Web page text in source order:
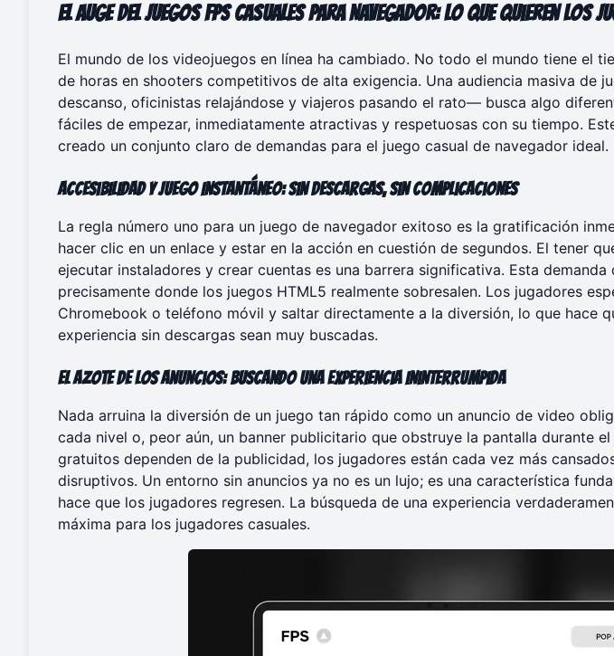
El Auge delJuegos FPS Casuales para Navegador: Lo que Quieren los
El mundo de los videojuegos en línea ha cambiado. No todo el mundo tiene el
de horas en shooters competitivos de alta exigencia. Una audiencia masiva de
descanso, oficinistas relajándose y viajeros pasando el rato— busca algo
fáciles de empezar, inmediatamente atractivas y respetuosas con su tiempo.
creado un conjunto claro de demandas para el juego casual de navegador ideal.
Accesibilidad y Juego Instantáneo: Sin Descargas, Sin Complicaciones
La regla número uno para un juego de navegador exitoso es la gratificación
hacer clic en un enlace y estar en la acción en cuestión de segundos. El tener
ejecutar instaladores y crear cuentas es una barrera significativa. Esta demanda
precisamente donde los juegos HTML5 realmente sobresalen. Los jugadores
Chromebook o teléfono móvil y saltar directamente a la diversión, lo que hace
experiencia sin descargas sean muy buscadas.
El Azote de los Anuncios: Buscando una Experiencia Ininterrumpida
Nada arruina la diversión de un juego tan rápido como un anuncio de video
cada nivel o, peor aún, un banner publicitario que obstruye la pantalla durante
gratuitos dependen de la publicidad, los jugadores están cada vez más
disruptivos. Un entorno sin anuncios ya no es un lujo; es una característica
hace que los jugadores regresen. La búsqueda de una experiencia
máxima para los jugadores casuales.